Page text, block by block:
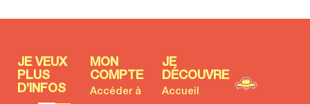
JE VEUX
PLUS
D’INFOS
MON
COMPTE
Accéder à
JE
DÉCOUVRE
Accueil